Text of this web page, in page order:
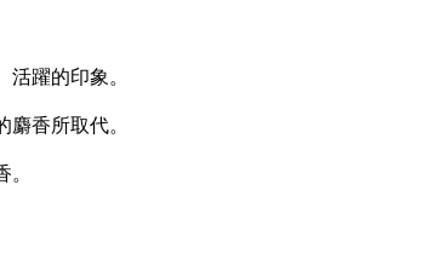
躍的印象。
香所取代。